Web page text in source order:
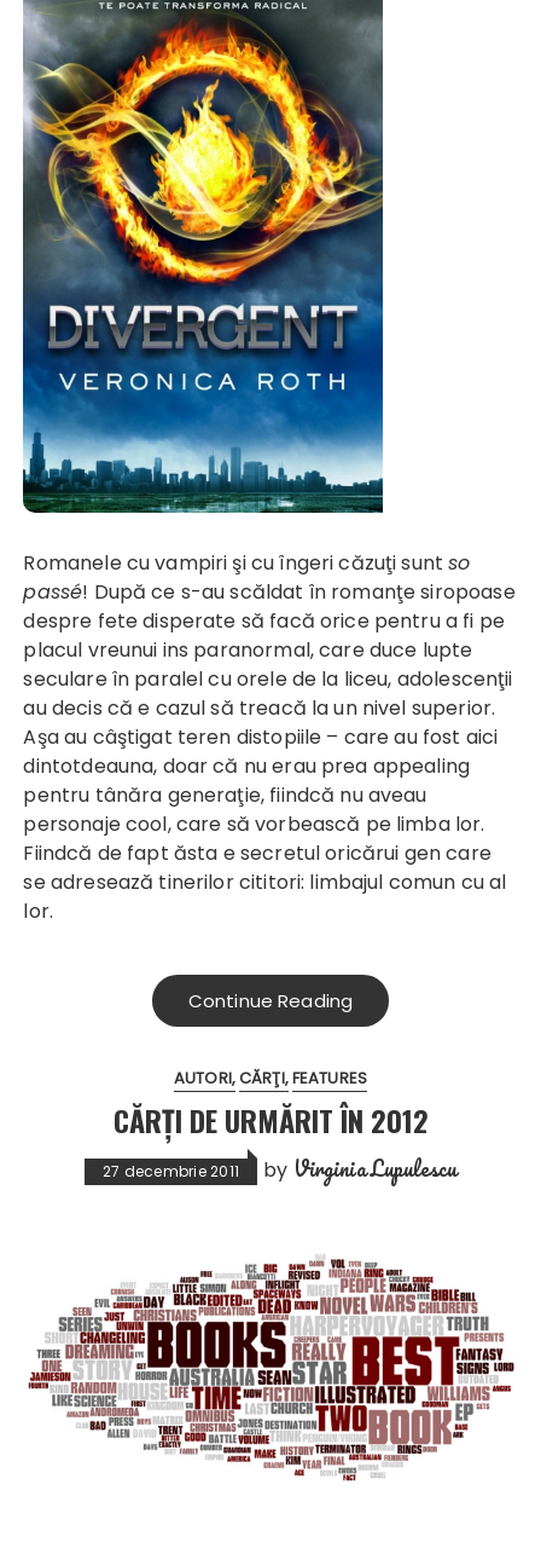
Romanele cu vampiri şi cu îngeri căzuţi suntso
passé! După ce s-au scăldat în romanţe siropoase
despre fete disperate să facă orice pentru a fi pe
placul vreunui ins paranormal, care duce lupte
seculare în paralel cu orele de la liceu, adolescenţii
au decis că e cazul să treacă la un nivel superior.
Aşa au câştigat teren distopiile – care au fost aici
dintotdeauna, doar că nu erau prea appealing
pentru tânăra generaţie, fiindcă nu aveau
personaje cool, care să vorbească pe limba lor.
Fiindcă de fapt ăsta e secretul oricărui gen care
se adresează tinerilor cititori: limbajul comun cu al
lor.
Continue Reading
AUTORI CĂRŢI FEATURES
CĂRŢI DE URMĂRIT ÎN 2012
27 decembrie 2011 by Virginia Lupulescu